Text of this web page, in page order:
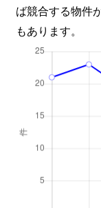
ば競合する物件
もあります。